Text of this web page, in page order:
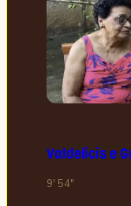
Valdelicis e
9′ 54″